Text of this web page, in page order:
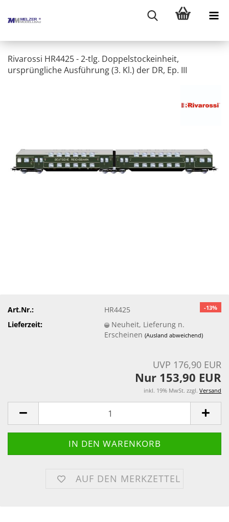
Rivarossi HR4425 - 2-tlg. Doppelstockeinheit,
ursprüngliche Ausführung (3. Kl.) der DR, Ep. III
-13%
Art.Nr.:
HR4425
Lieferzeit:
Neuheit, Lieferung n.
Erscheinen(Ausland abweichend)
UVP 176,90 EUR
Nur 153,90 EUR
inkl. 19% MwSt. zzgl. Versand
AUF DEN MERKZETTEL